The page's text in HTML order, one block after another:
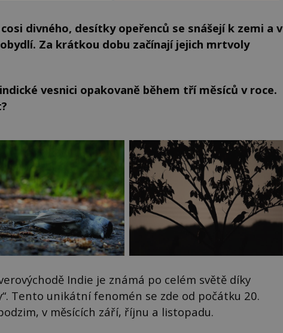
divného, desítky opeřenců se snášejí k zemi a v
Za krátkou dobu začínají jejich mrtvoly
vesnici opakovaně během tří měsíců v roce.
Indie je známá po celém světě díky
Tento unikátní fenomén se zde od počátku 20.
v měsících září, říjnu a listopadu.